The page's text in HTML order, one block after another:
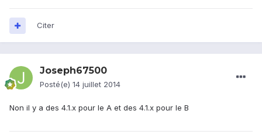
Citer
Joseph67500
Posté(e) 14 juillet 2014
Non il y a des 4.1.x pour le A et des 4.1.x pour le B